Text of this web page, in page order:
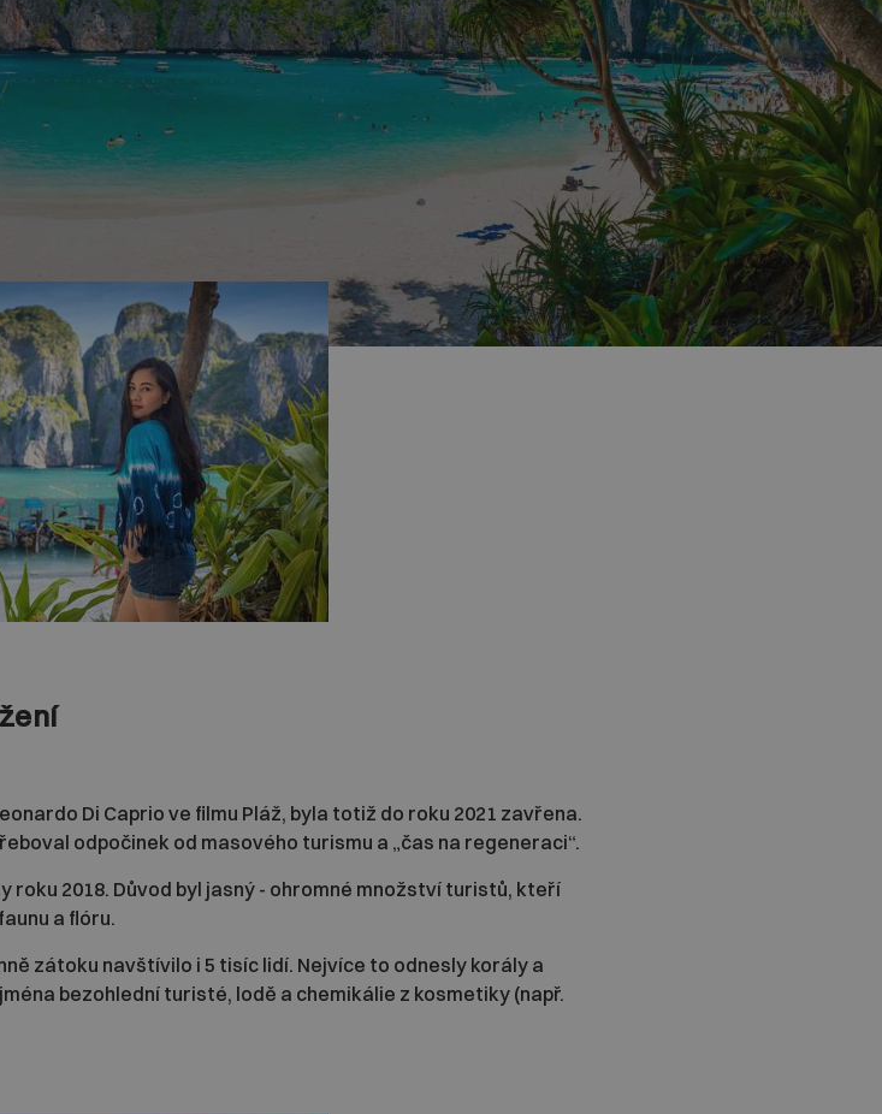
v Thajsku, jste se na nějakou dobu jen tak nemohli dostat.
Di Caprio ve filmu Pláž, byla totiž do roku 2021 zavřena.
odpočinek od masového turismu a „čas na regeneraci“.
roku 2018. Důvod byl jasný - ohromné množství turistů, kteří
a flóru.
zátoku navštívilo i 5 tisíc lidí. Nejvíce to odnesly korály a
bezohlední turisté, lodě a chemikálie z kosmetiky (např.